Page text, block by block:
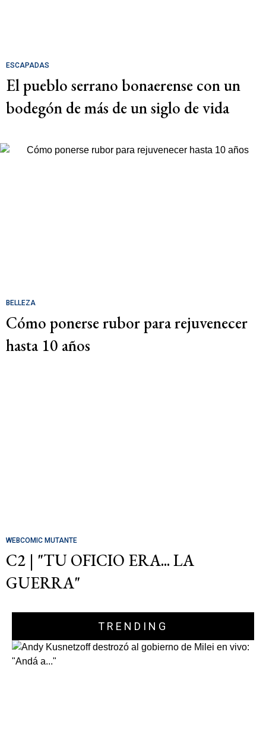
ESCAPADAS
El pueblo serrano bonaerense con un
bodegón de más de un siglo de vida
BELLEZA
Cómo ponerse rubor para rejuvenecer
hasta 10 años
WEBCOMIC MUTANTE
C2 | "TU OFICIO ERA... LA
GUERRA"
TRENDING